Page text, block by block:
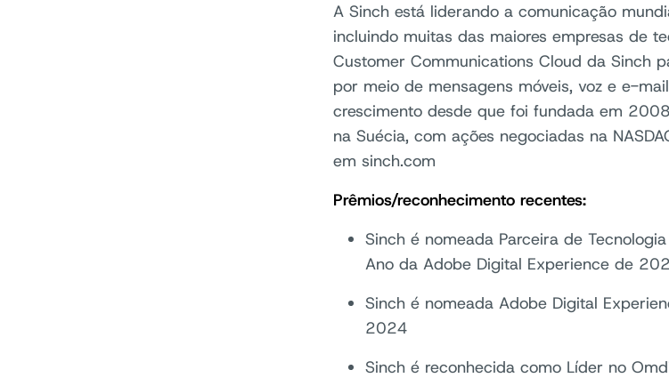
A Sinch está liderando a comunicação
incluindo muitas das maiores empresas de
Customer Communications Cloud da Sinch
por meio de mensagens móveis, voz e e-
crescimento desde que foi fundada em
na Suécia, com ações negociadas na
em sinch.com
Prêmios/reconhecimento recentes:
Sinch é nomeada Parceira de
Ano da Adobe Digital Experience de
Sinch é nomeada Adobe Digital
2024
Sinch é reconhecida como Líder no